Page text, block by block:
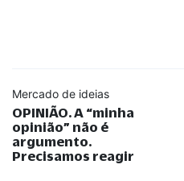
Mercado de ideias
OPINIÃO. A “minha
opinião” não é
argumento.
Precisamos reagir